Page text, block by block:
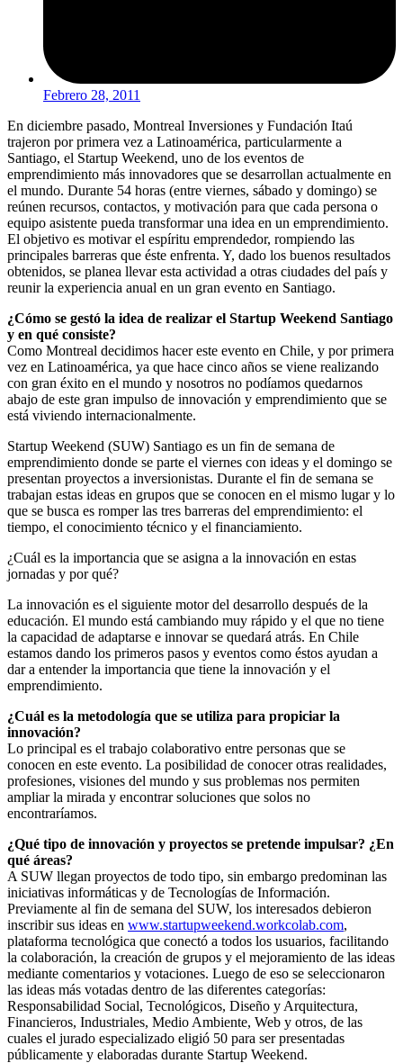
Febrero 28, 2011
En diciembre pasado, Montreal Inversiones y Fundación Itaú
trajeron por primera vez a Latinoamérica, particularmente a
Santiago, el Startup Weekend, uno de los eventos de
emprendimiento más innovadores que se desarrollan actualmente en
el mundo. Durante 54 horas (entre viernes, sábado y domingo) se
reúnen recursos, contactos, y motivación para que cada persona o
equipo asistente pueda transformar una idea en un emprendimiento.
El objetivo es motivar el espíritu emprendedor, rompiendo las
principales barreras que éste enfrenta. Y, dado los buenos resultados
obtenidos, se planea llevar esta actividad a otras ciudades del país y
reunir la experiencia anual en un gran evento en Santiago.
¿Cómo se gestó la idea de realizar el Startup Weekend Santiago
y en qué consiste?
Como Montreal decidimos hacer este evento en Chile, y por primera
vez en Latinoamérica, ya que hace cinco años se viene realizando
con gran éxito en el mundo y nosotros no podíamos quedarnos
abajo de este gran impulso de innovación y emprendimiento que se
está viviendo internacionalmente.
Startup Weekend (SUW) Santiago es un fin de semana de
emprendimiento donde se parte el viernes con ideas y el domingo se
presentan proyectos a inversionistas. Durante el fin de semana se
trabajan estas ideas en grupos que se conocen en el mismo lugar y lo
que se busca es romper las tres barreras del emprendimiento: el
tiempo, el conocimiento técnico y el financiamiento.
¿Cuál es la importancia que se asigna a la innovación en estas
jornadas y por qué?
La innovación es el siguiente motor del desarrollo después de la
educación. El mundo está cambiando muy rápido y el que no tiene
la capacidad de adaptarse e innovar se quedará atrás. En Chile
estamos dando los primeros pasos y eventos como éstos ayudan a
dar a entender la importancia que tiene la innovación y el
emprendimiento.
¿Cuál es la metodología que se utiliza para propiciar la
innovación?
Lo principal es el trabajo colaborativo entre personas que se
conocen en este evento. La posibilidad de conocer otras realidades,
profesiones, visiones del mundo y sus problemas nos permiten
ampliar la mirada y encontrar soluciones que solos no
encontraríamos.
¿Qué tipo de innovación y proyectos se pretende impulsar? ¿En
qué áreas?
A SUW llegan proyectos de todo tipo, sin embargo predominan las
iniciativas informáticas y de Tecnologías de Información.
Previamente al fin de semana del SUW, los interesados debieron
inscribir sus ideas en www.startupweekend.workcolab.com,
plataforma tecnológica que conectó a todos los usuarios, facilitando
la colaboración, la creación de grupos y el mejoramiento de las ideas
mediante comentarios y votaciones. Luego de eso se seleccionaron
las ideas más votadas dentro de las diferentes categorías:
Responsabilidad Social, Tecnológicos, Diseño y Arquitectura,
Financieros, Industriales, Medio Ambiente, Web y otros, de las
cuales el jurado especializado eligió 50 para ser presentadas
públicamente y elaboradas durante Startup Weekend.